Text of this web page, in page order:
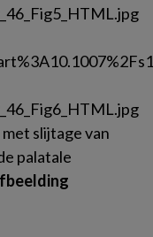
slijtage van
palatale